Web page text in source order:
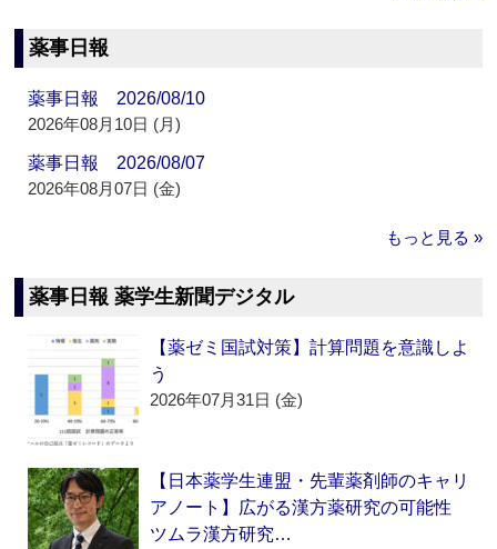
薬事日報
薬事日報 2026/08/10
2026年08月10日 (月)
薬事日報 2026/08/07
2026年08月07日 (金)
もっと見る »
薬事日報 薬学生新聞デジタル
【薬ゼミ国試対策】計算問題を意識しよ
う
2026年07月31日 (金)
【日本薬学生連盟・先輩薬剤師のキャリ
アノート】広がる漢方薬研究の可能性
ツムラ漢方研究…